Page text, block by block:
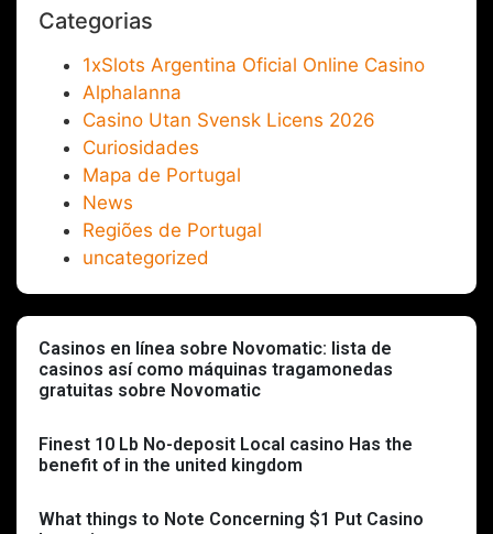
Categorias
1xSlots Argentina Oficial Online Casino
Alphalanna
Casino Utan Svensk Licens 2026
Curiosidades
Mapa de Portugal
News
Regiões de Portugal
uncategorized
Casinos en línea sobre Novomatic: lista de
casinos así­ como máquinas tragamonedas
gratuitas sobre Novomatic
Finest 10 Lb No-deposit Local casino Has the
benefit of in the united kingdom
What things to Note Concerning $1 Put Casino